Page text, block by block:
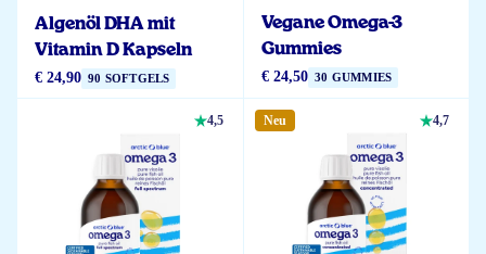
Algenöl DHA mit
Vitamin D Kapseln
€ 24,90 90 SOFTGELS
Vegane Omega-3
Gummies
€ 24,50 30 GUMMIES
4,5 Neu 4,7